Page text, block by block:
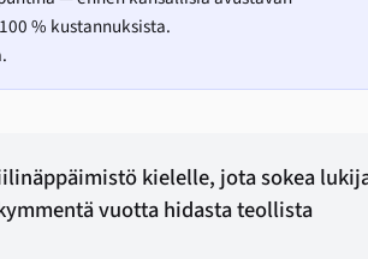
% kustannuksista.
kielelle, jota sokea
vuotta hidasta teollista